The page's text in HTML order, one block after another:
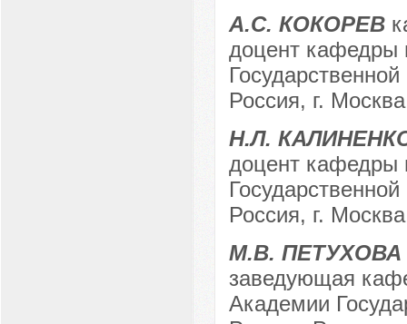
А.С. КОКОРЕВ
доцент кафедры
Россия, г. Москва
Н.Л.
доцент кафедры
Россия, г. Москва
М.В. ПЕТУХОВА
заведующая
Академии